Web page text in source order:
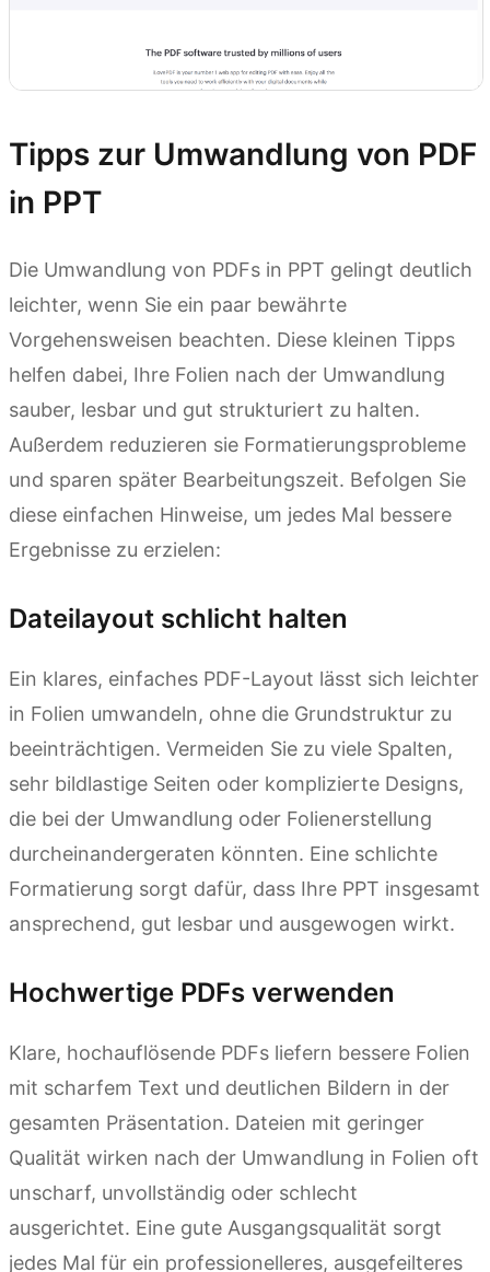
Tipps zur Umwandlung von PDF
in PPT
Die Umwandlung von PDFs in PPT gelingt deutlich
leichter, wenn Sie ein paar bewährte
Vorgehensweisen beachten. Diese kleinen Tipps
helfen dabei, Ihre Folien nach der Umwandlung
sauber, lesbar und gut strukturiert zu halten.
Außerdem reduzieren sie Formatierungsprobleme
und sparen später Bearbeitungszeit. Befolgen Sie
diese einfachen Hinweise, um jedes Mal bessere
Ergebnisse zu erzielen:
Dateilayout schlicht halten
Ein klares, einfaches PDF-Layout lässt sich leichter
in Folien umwandeln, ohne die Grundstruktur zu
beeinträchtigen. Vermeiden Sie zu viele Spalten,
sehr bildlastige Seiten oder komplizierte Designs,
die bei der Umwandlung oder Folienerstellung
durcheinandergeraten könnten. Eine schlichte
Formatierung sorgt dafür, dass Ihre PPT insgesamt
ansprechend, gut lesbar und ausgewogen wirkt.
Hochwertige PDFs verwenden
Klare, hochauflösende PDFs liefern bessere Folien
mit scharfem Text und deutlichen Bildern in der
gesamten Präsentation. Dateien mit geringer
Qualität wirken nach der Umwandlung in Folien oft
unscharf, unvollständig oder schlecht
ausgerichtet. Eine gute Ausgangsqualität sorgt
jedes Mal für ein professionelleres, ausgefeilteres